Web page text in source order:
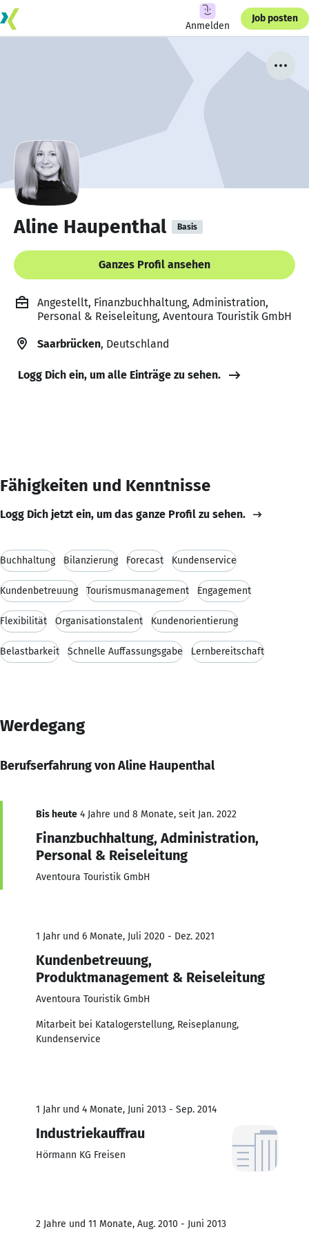
Anmelden
Job posten
Aline Haupenthal Basis
Ganzes Profil ansehen
Angestellt, Finanzbuchhaltung, Administration,
Personal & Reiseleitung, Aventoura Touristik GmbH
Saarbrücken, Deutschland
Logg Dich ein, um alle Einträge zu sehen.
Fähigkeiten und Kenntnisse
Logg Dich jetzt ein, um das ganze Profil zu sehen.
Buchhaltung Bilanzierung Forecast Kundenservice
Kundenbetreuung Tourismusmanagement Engagement
Flexibilität Organisationstalent Kundenorientierung
Belastbarkeit Schnelle Auffassungsgabe Lernbereitschaft
Werdegang
Berufserfahrung von Aline Haupenthal
Bis heute 4 Jahre und 8 Monate, seit Jan. 2022
Finanzbuchhaltung, Administration,
Personal & Reiseleitung
Aventoura Touristik GmbH
1 Jahr und 6 Monate, Juli 2020 - Dez. 2021
Kundenbetreuung,
Produktmanagement & Reiseleitung
Aventoura Touristik GmbH
Mitarbeit bei Katalogerstellung, Reiseplanung,
Kundenservice
1 Jahr und 4 Monate, Juni 2013 - Sep. 2014
Industriekauffrau
Hörmann KG Freisen
2 Jahre und 11 Monate, Aug. 2010 - Juni 2013